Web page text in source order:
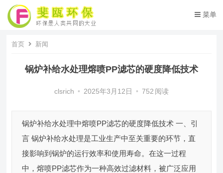
菜单
首页 新闻
锅炉补给水处理熔喷PP滤芯的硬度降低技术
clsrich • 2025年3月12日 • 752 阅读
锅炉补给水处理中熔喷PP滤芯的硬度降低技术 一、引
言 锅炉补给水处理是工业生产中至关重要的环节，直
接影响到锅炉的运行效率和使用寿命。在这一过程
中，熔喷PP滤芯作为一种高效过滤材料，被广泛应用